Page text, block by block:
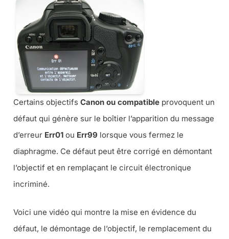
Certains objectifs Canon ou compatible provoquent un
défaut qui génère sur le boîtier l’apparition du message
d’erreur Err01 ou Err99 lorsque vous fermez le
diaphragme. Ce défaut peut être corrigé en démontant
l’objectif et en remplaçant le circuit électronique
incriminé.
Voici une vidéo qui montre la mise en évidence du
défaut, le démontage de l’objectif, le remplacement du